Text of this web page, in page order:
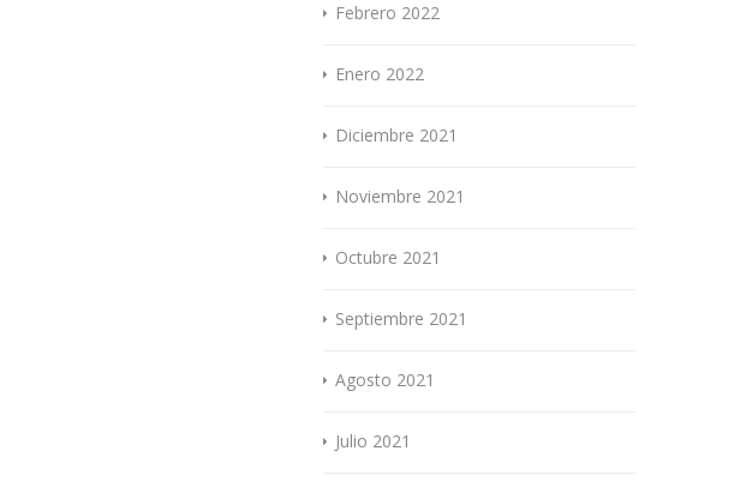
Febrero 2022
Enero 2022
Diciembre 2021
Noviembre 2021
Octubre 2021
Septiembre 2021
Agosto 2021
Julio 2021